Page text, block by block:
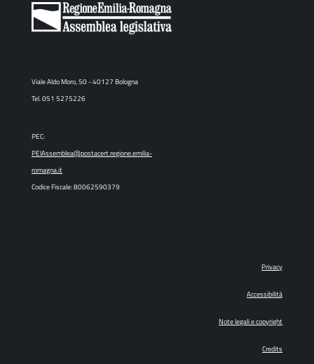
Viale Aldo Moro, 50 - 40127 Bologna
Tel. 051 5275226
PEC:
PEIAssemblea@postacert.regione.emilia-
romagna.it
Codice Fiscale: 80062590379
Privacy
Accessibilità
Note legali e copyright
Credits